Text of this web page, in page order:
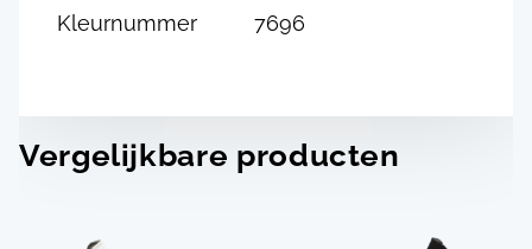
Kleurnummer 7696
Vergelijkbare producten